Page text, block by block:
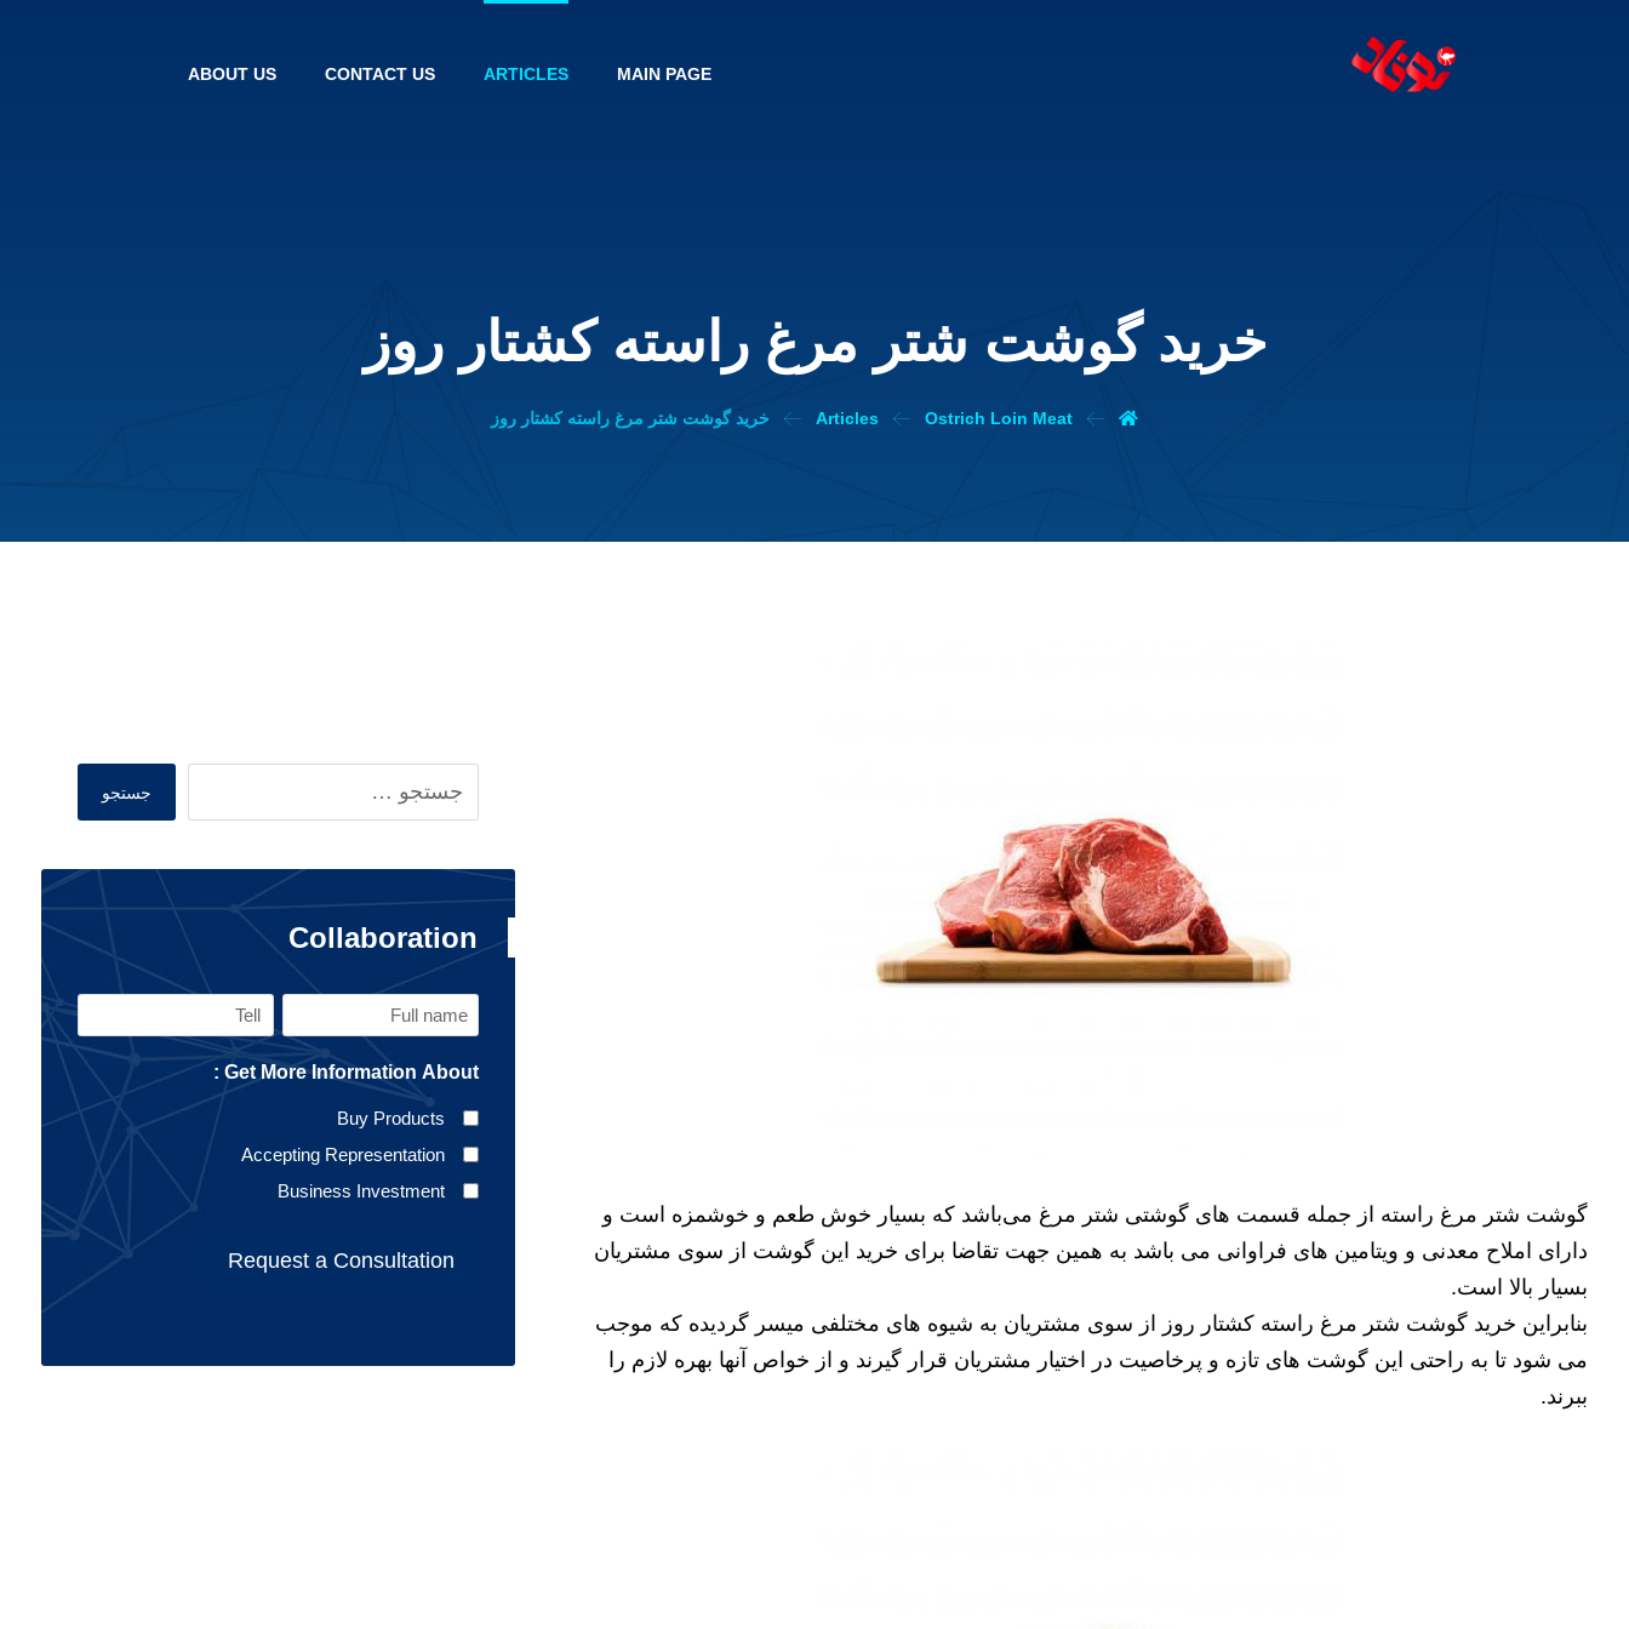
MAIN PAGE
ARTICLES
CONTACT US
ABOUT US
خرید گوشت شتر مرغ راسته کشتار روز
Articles Ostrich Loin Meat خرید گوشت شتر مرغ راسته کشتار روز
گوشت شتر مرغ راسته از جمله قسمت های گوشتی شتر مرغ می‌باشد که بسیار خوش طعم و خوشمزه است و
دارای املاح معدنی و ویتامین های فراوانی می باشد به همین جهت تقاضا برای خرید این گوشت از سوی مشتریان
بسیار بالا است.
بنابراین خرید گوشت شتر مرغ راسته کشتار روز از سوی مشتریان به شیوه های مختلفی میسر گردیده که موجب
می شود تا به راحتی این گوشت های تازه و پرخاصیت در اختیار مشتریان قرار گیرند و از خواص آنها بهره لازم را
ببرند.
جستجو
Collaboration
Full
name
(Required)
Tell
Get More Information About :
Buy Products
Accepting Representation
Business Investment